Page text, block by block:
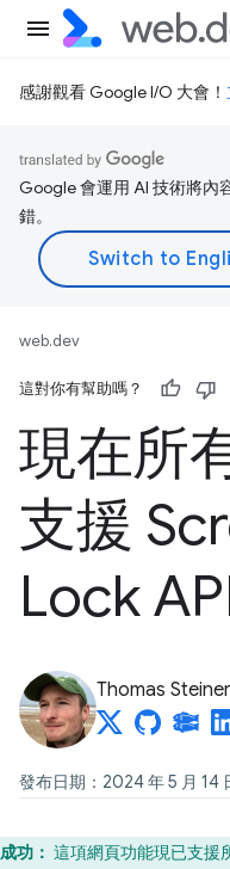
感謝觀看 Google I/O 大會！
Google 會運用 AI 技術將內
錯。
web.dev
這對你有幫助嗎？
現在所
支援
Lock
Thomas Steiner
發布日期：2024 年 5 月 14
成功： 這項網頁功能現已支援